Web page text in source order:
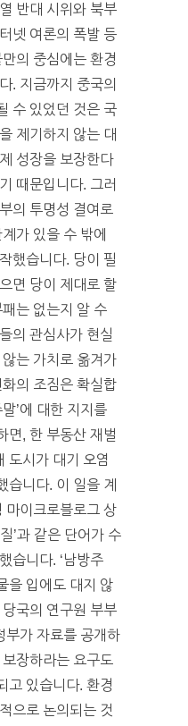
반대 시위와 북부
넷 여론의 폭발 등
의 중심에는 환경
. 지금까지 중국의
수 있었던 것은 국
제기하지 않는 대
성장을 보장한다
때문입니다. 그러
의 투명성 결여로
가 있을 수 밖에
했습니다. 당이 필
면 당이 제대로 할
는 없는지 알 수
의 관심사가 현실
는 가치로 옮겨가
의 조짐은 확실합
’에 대한 지지를
면, 한 부동산 재벌
도시가 대기 오염
습니다. 이 일을 계
마이크로블로그 상
’과 같은 단어가 수
습니다. ‘남방주
을 입에도 대지 않
국의 연구원 부부
부가 자료를 공개하
장하라는 요구도
고 있습니다. 환경
으로 논의되는 것